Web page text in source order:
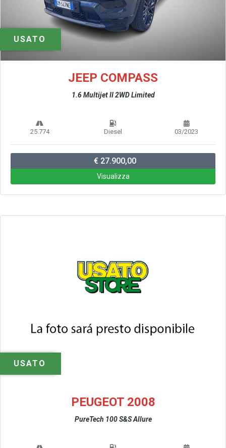
USATO
JEEP COMPASS
1.6 Multijet II 2WD Limited
25.774 Diesel 03/2023
€ 27.900,00
Visualizza
USATO
PEUGEOT 2008
PureTech 100 S&S Allure